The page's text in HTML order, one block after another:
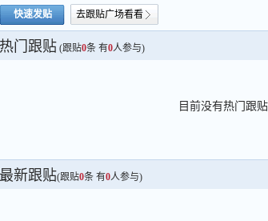
快速发贴 去跟贴广场看看
热门跟贴 (跟贴0条 有0人参与)
目前没有热门跟贴
最新跟贴(跟贴0条 有0人参与)